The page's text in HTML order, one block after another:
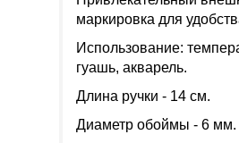
маркировка для
Использование:
гуашь, акварель.
Длина ручки - 14 см.
Диаметр обоймы - 6 мм.